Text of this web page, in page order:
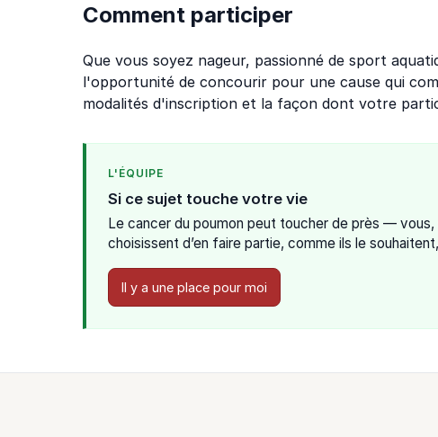
Comment participer
Que vous soyez nageur, passionné de sport
l'opportunité de concourir pour une cause qui
modalités d'inscription et la façon dont votre
L'ÉQUIPE
Si ce sujet touche votre vie
Le cancer du poumon peut toucher de près — vous,
choisissent d’en faire partie, comme ils le
Il y a une place pour moi